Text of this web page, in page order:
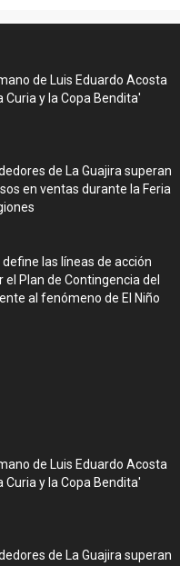
de Luis Eduardo Acosta
Curia y la Copa Bendita'
de La Guajira superan
en ventas durante la Feria
las líneas de acción
Plan de Contingencia del
al fenómeno de El Niño
de Luis Eduardo Acosta
Curia y la Copa Bendita'
de La Guajira superan